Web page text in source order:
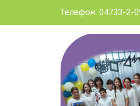
to
Телефон: 04733-2-